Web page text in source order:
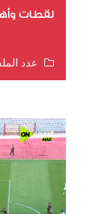
لقطات
عدد